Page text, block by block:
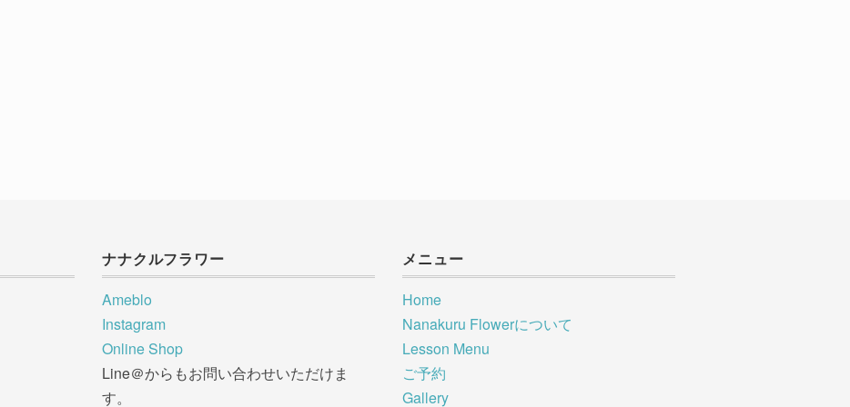
ナナクルフラワー
Ameblo
Instagram
Online Shop
Line＠からもお問い合わせいただけま
す。
メニュー
Home
Nanakuru Flowerについて
Lesson Menu
ご予約
Gallery